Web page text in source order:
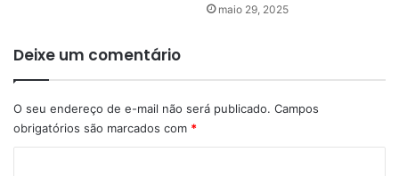
maio 29, 2025
Deixe um comentário
O seu endereço de e-mail não será publicado. Campos
obrigatórios são marcados com *